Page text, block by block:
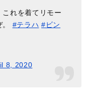
れを着てリモー
。 #テラハ #ビン
8, 2020